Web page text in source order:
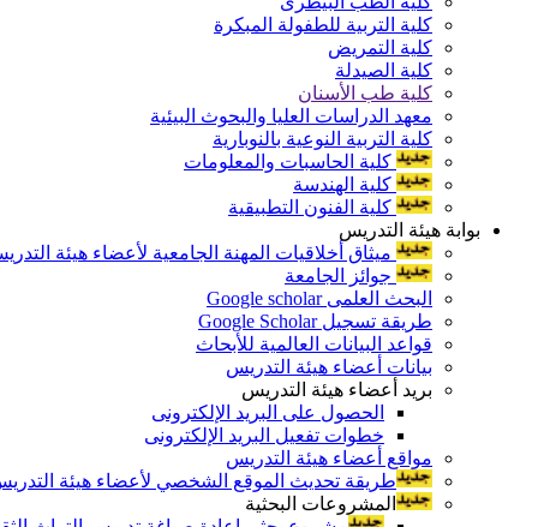
كلية التربية للطفولة المبكرة
كلية التمريض
كلية الصيدلة
كلية طب الأسنان
معهد الدراسات العليا والبحوث البيئية
كلية التربية النوعية بالنوبارية
كلية الحاسبات والمعلومات
كلية الهندسة
كلية الفنون التطبيقية
بوابة هيئة التدريس
ميثاق أخلاقيات المهنة الجامعية لأعضاء هيئة
جوائز الجامعة
البحث العلمى Google scholar
طريقة تسجيل Google Scholar
قواعد البيانات العالمية للأبحاث
بيانات أعضاء هيئة التدريس
بريد أعضاء هيئة التدريس
الحصول على البريد الإلكترونى
خطوات تفعيل البريد الإلكترونى
مواقع أعضاء هيئة التدريس
طريقة تحديث الموقع الشخصي لأعضاء هيئة التدريس
المشروعات البحثية